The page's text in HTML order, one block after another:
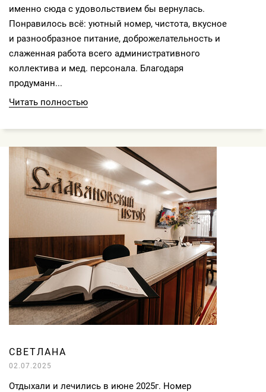
именно сюда с удовольствием бы вернулась.
Понравилось всё: уютный номер, чистота, вкусное
и разнообразное питание, доброжелательность и
слаженная работа всего административного
коллектива и мед. персонала. Благодаря
продуманн...
Читать полностью
СВЕТЛАНА
02.07.2025
Отдыхали и лечились в июне 2025г. Номер